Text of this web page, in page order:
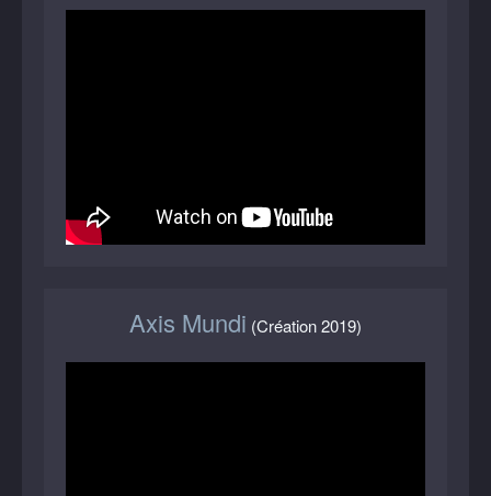
Axis Mundi (Création 2019)